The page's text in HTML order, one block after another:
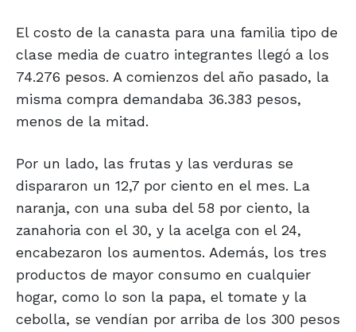
El costo de la canasta para una familia tipo de
clase media de cuatro integrantes llegó a los
74.276 pesos. A comienzos del año pasado, la
misma compra demandaba 36.383 pesos,
menos de la mitad.
Por un lado, las frutas y las verduras se
dispararon un 12,7 por ciento en el mes. La
naranja, con una suba del 58 por ciento, la
zanahoria con el 30, y la acelga con el 24,
encabezaron los aumentos. Además, los tres
productos de mayor consumo en cualquier
hogar, como lo son la papa, el tomate y la
cebolla, se vendían por arriba de los 300 pesos